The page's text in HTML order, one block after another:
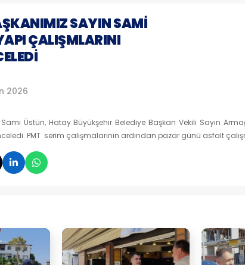
SAYIN SAMİ
ÇALIŞMLARINI
2026
Sami Üstün, Hatay Büyükşehir Belediye Başkan Vekili Sayın
PMT serim çalışmalarının ardından pazar günü asfalt